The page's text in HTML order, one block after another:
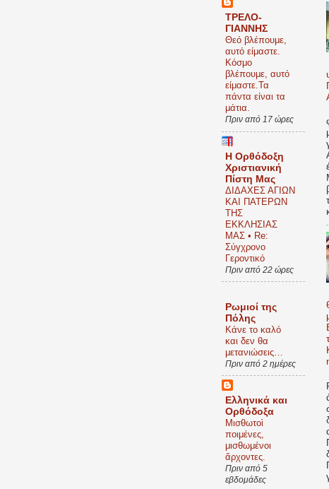
ΤΡΕΛΟ-
ΓΙΑΝΝΗΣ
Θεό βλέπουμε,
αυτό είμαστε.
Κόσμο
βλέπουμε, αυτό
είμαστε.Τα
πάντα είναι τα
μάτια.
Πριν από 17 ώρες
Η Ορθόδοξη
Χριστιανική
Πίστη Μας
ΔΙΔΑΧΕΣ ΑΓΙΩΝ
ΚΑΙ ΠΑΤΕΡΩΝ
ΤΗΣ
ΕΚΚΛΗΣΙΑΣ
ΜΑΣ • Re:
Σύγχρονο
Γεροντικό
Πριν από 22 ώρες
Ρωμιοί της
Πόλης
Κάνε το καλό
και δεν θα
μετανιώσεις…
Πριν από 2 ημέρες
Ελληνικά και
Ορθόδοξα
Μισθωτοὶ
ποιμένες,
μισθωμένοι
ἄρχοντες.
Πριν από 5
εβδομάδες